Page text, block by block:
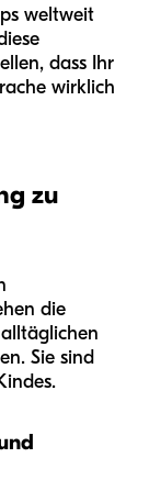
weltweit
dass Ihr
wirklich
zu
die
Sie sind